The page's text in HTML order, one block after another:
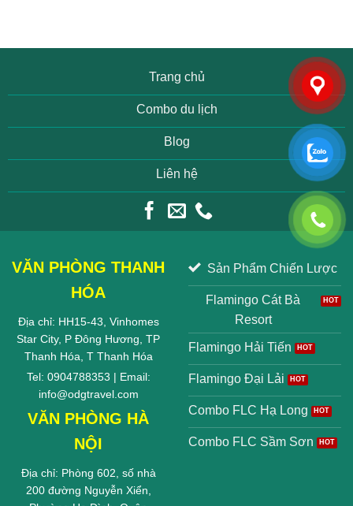
Trang chủ
Combo du lịch
Blog
Liên hệ
VĂN PHÒNG THANH
HÓA
Địa chỉ: HH15-43, Vinhomes
Star City, P Đông Hương, TP
Thanh Hóa, T Thanh Hóa
Tel: 0904788353 | Email:
info@odgtravel.com
VĂN PHÒNG HÀ
NỘI
Địa chỉ: Phòng 602, số nhà
200 đường Nguyễn Xiển,
Sản Phẩm Chiến Lược
Flamingo Cát Bà
Resort
Flamingo Hải Tiến
Flamingo Đại Lải
Combo FLC Hạ Long
Combo FLC Sầm Sơn